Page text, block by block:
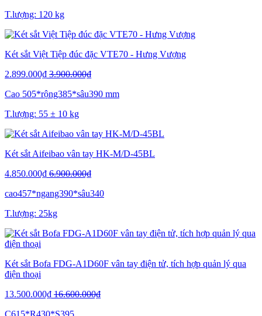
T.lượng: 120 kg
Két sắt Việt Tiệp đúc đặc VTE70 - Hưng Vượng
2.899.000₫ 3.900.000₫
Cao 505*rộng385*sâu390 mm
T.lượng: 55 ± 10 kg
Két sắt Aifeibao vân tay HK-M/D-45BL
4.850.000₫ 6.900.000₫
cao457*ngang390*sâu340
T.lượng: 25kg
Két sắt Bofa FDG-A1D60F vân tay điện tử, tích hợp quản lý qua
điện thoại
13.500.000₫ 16.600.000₫
C615*R430*S395